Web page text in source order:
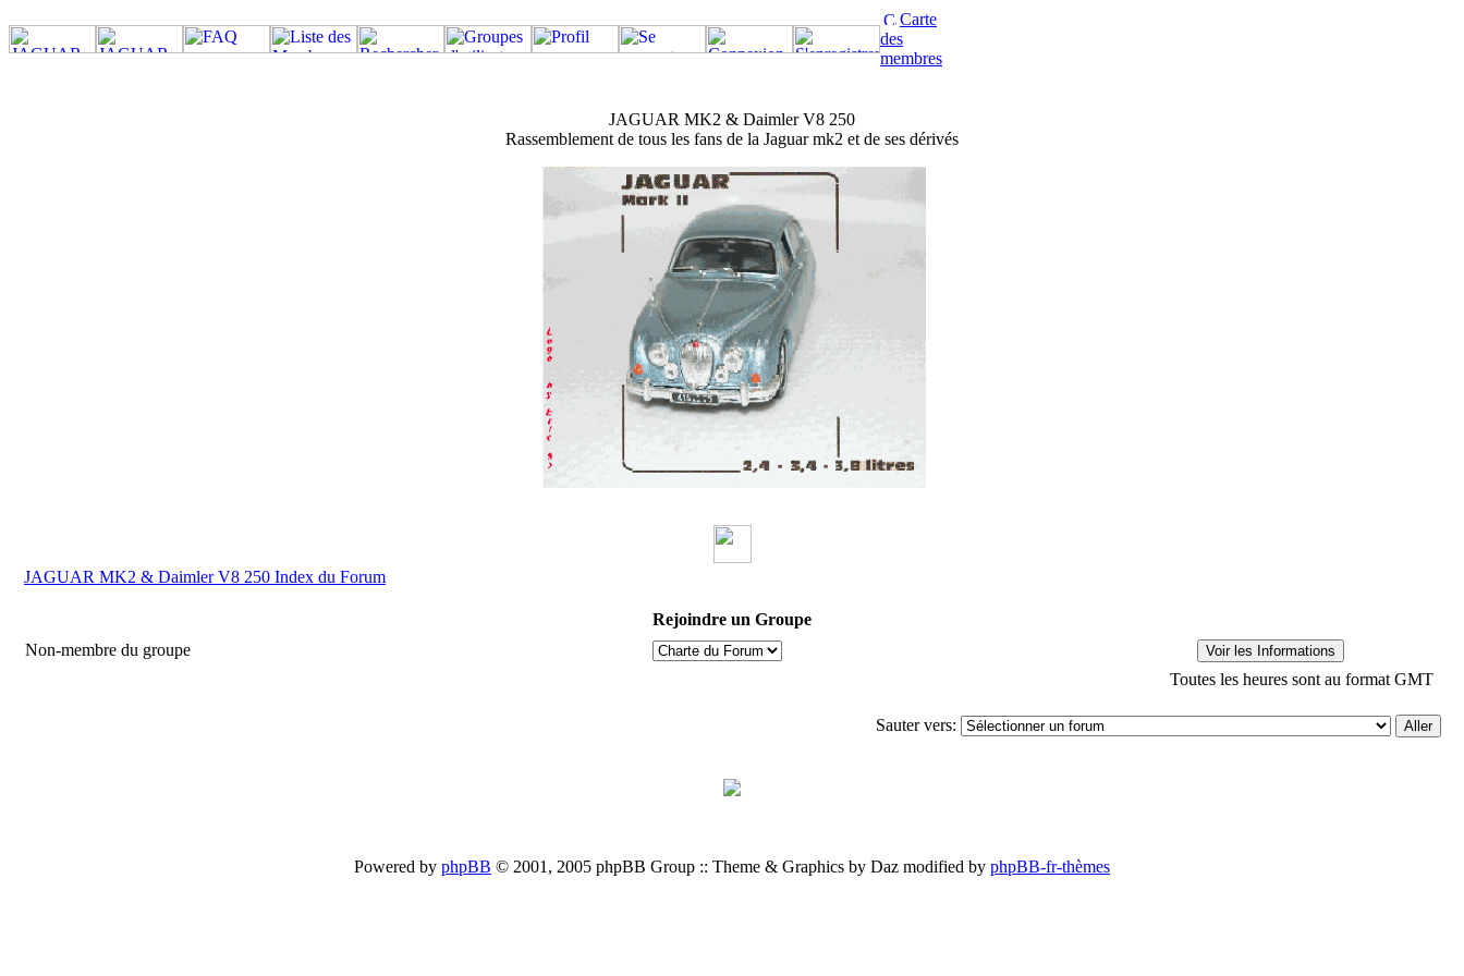
Carte
des
membres
JAGUAR MK2 & Daimler V8 250
Rassemblement de tous les fans de la Jaguar mk2 et de ses dérivés
JAGUAR MK2 & Daimler V8 250 Index du Forum
Rejoindre un Groupe
Non-membre du groupe
Toutes les heures sont au format GMT
Sauter vers:
Powered by phpBB © 2001, 2005 phpBB Group :: Theme & Graphics by Daz modified by phpBB-fr-thèmes